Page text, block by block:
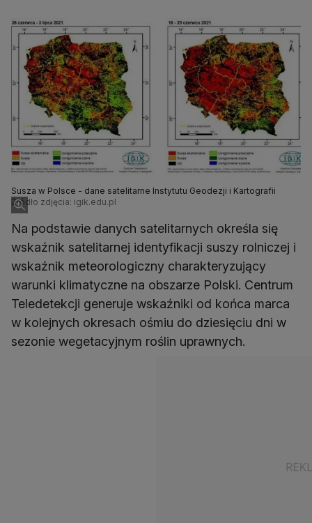
Susza w Polsce - dane satelitarne Instytutu Geodezji i Kartografii
Źródło zdjęcia: igik.edu.pl
Na podstawie danych satelitarnych określa się
wskaźnik satelitarnej identyfikacji suszy rolniczej i
wskaźnik meteorologiczny charakteryzujący
warunki klimatyczne na obszarze Polski. Centrum
Teledetekcji generuje wskaźniki od końca marca
w kolejnych okresach ośmiu do dziesięciu dni w
sezonie wegetacyjnym roślin uprawnych.